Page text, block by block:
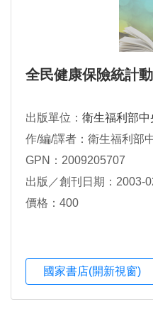
全民健康保險統計
出版單位： 衛生福利部
作/編/譯者：衛生福利部
GPN：2009205707
出版／創刊日期：2003-
價格：400
國家書店(開新視窗)